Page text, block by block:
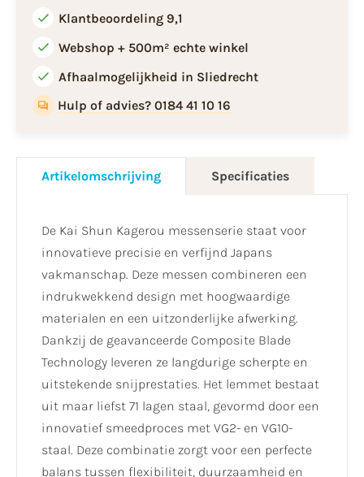
Klantbeoordeling 9,1
Webshop + 500m² echte winkel
Afhaalmogelijkheid in Sliedrecht
Hulp of advies? 0184 41 10 16
Artikelomschrijving Specificaties
De Kai Shun Kagerou messenserie staat voor
innovatieve precisie en verfijnd Japans
vakmanschap. Deze messen combineren een
indrukwekkend design met hoogwaardige
materialen en een uitzonderlijke afwerking.
Dankzij de geavanceerde Composite Blade
Technology leveren ze langdurige scherpte en
uitstekende snijprestaties. Het lemmet bestaat
uit maar liefst 71 lagen staal, gevormd door een
innovatief smeedproces met VG2- en VG10-
staal. Deze combinatie zorgt voor een perfecte
balans tussen flexibiliteit, duurzaamheid en